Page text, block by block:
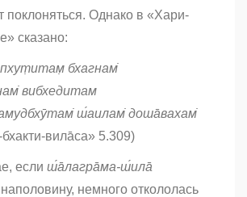
поклоняться. Однако в «Хари-
сказано:
бхагнам̇
вибхедитам
ш́аилам̇ доша̄вахам̇
вила̄са» 5.309)
если ш́а̄лагра̄ма-ш́ила̄
немного откололась